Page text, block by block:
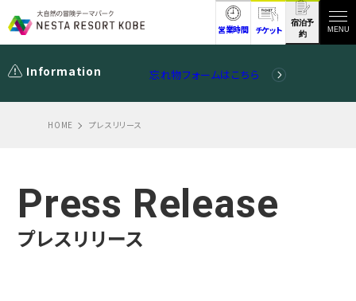
営業時間 チケット
宿泊予
約
MENU
Information 忘れ物フォームはこちら
HOME プレスリリース
Press Release
プレスリリース